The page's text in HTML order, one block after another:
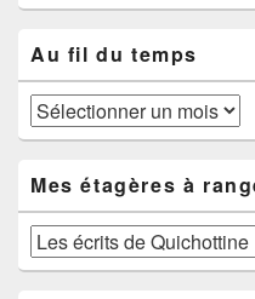
Au fil du temps
Au
fil
temps
Mes étagères à
Mes
étagères